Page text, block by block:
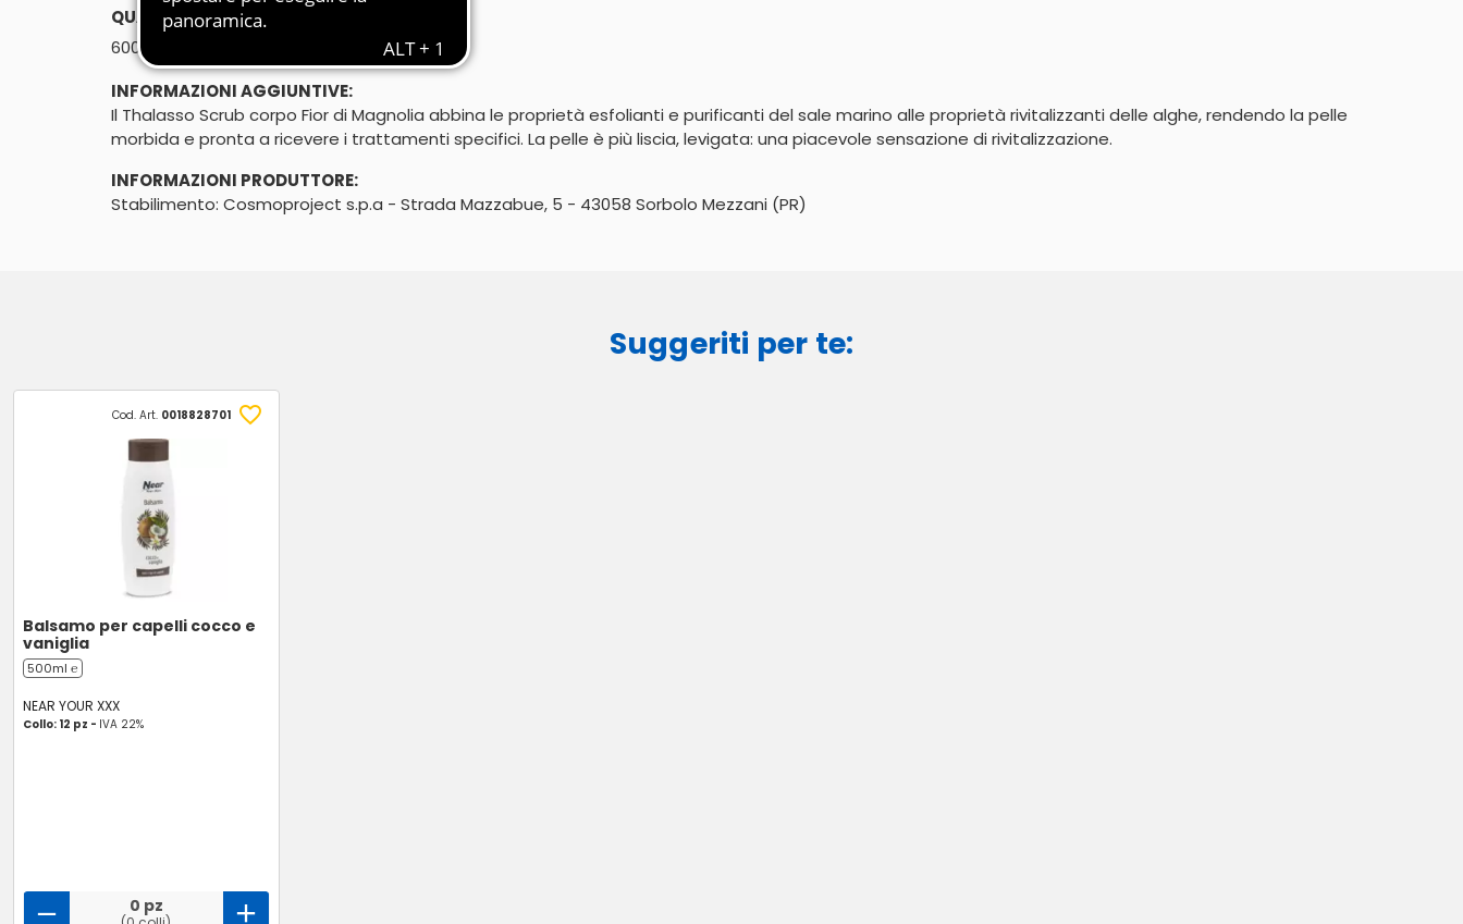
QUANTITÀ:
600g
INFORMAZIONI AGGIUNTIVE:
Il Thalasso Scrub corpo Fior di Magnolia abbina le proprietà esfolianti e purificanti del sale marino alle proprietà rivitalizzanti delle alghe, rendendo la pelle
morbida e pronta a ricevere i trattamenti specifici. La pelle è più liscia, levigata: una piacevole sensazione di rivitalizzazione.
INFORMAZIONI PRODUTTORE:
Stabilimento: Cosmoproject s.p.a - Strada Mazzabue, 5 - 43058 Sorbolo Mezzani (PR)
Suggeriti per te:
Cod. Art. 0018828701
Balsamo per capelli cocco e
vaniglia
500ml ℮
NEAR YOUR XXX
Collo: 12 pz - IVA 22%
0 pz